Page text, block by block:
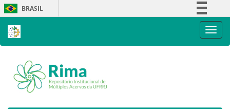
Skip
navigation
BRASIL